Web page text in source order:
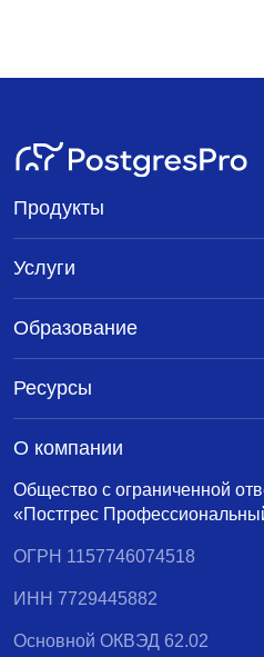
Общество с ограниченной
«Постгрес
ОГРН 1157746074518
ИНН 7729445882
Основной ОКВЭД 62.02
Продукты
Услуги
Образование
Ресурсы
О компании